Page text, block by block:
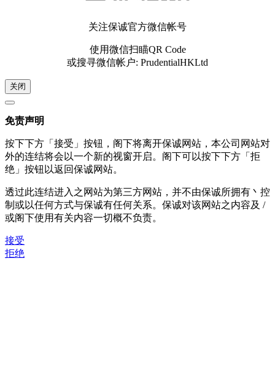
关注保诚官方微信帐号
使用微信扫瞄QR Code
或搜寻微信帐户: PrudentialHKLtd
关闭
免责声明
按下下方「接受」按钮，阁下将离开保诚网站，本公司网站对
外的连结将会以一个新的视窗开启。阁下可以按下下方「拒
绝」按钮以返回保诚网站。
透过此连结进入之网站为第三方网站，并不由保诚所拥有丶控
制或以任何方式与保诚有任何关系。保诚对该网站之内容及 /
或阁下使用有关内容一切概不负责。
接受
拒绝